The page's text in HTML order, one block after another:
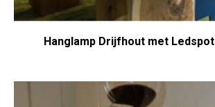
Hanglamp Drijfhout met